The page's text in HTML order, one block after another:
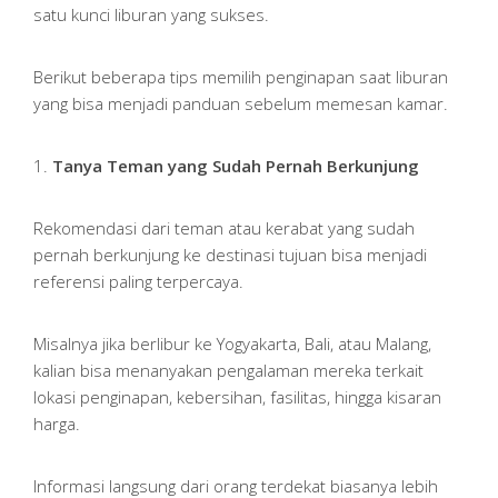
satu kunci liburan yang sukses.
Berikut beberapa tips memilih penginapan saat liburan
yang bisa menjadi panduan sebelum memesan kamar.
1. Tanya Teman yang Sudah Pernah Berkunjung
Rekomendasi dari teman atau kerabat yang sudah
pernah berkunjung ke destinasi tujuan bisa menjadi
referensi paling terpercaya.
Misalnya jika berlibur ke Yogyakarta, Bali, atau Malang,
kalian bisa menanyakan pengalaman mereka terkait
lokasi penginapan, kebersihan, fasilitas, hingga kisaran
harga.
Informasi langsung dari orang terdekat biasanya lebih